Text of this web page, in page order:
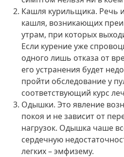
Кашля курильщика. Речь
кашля, возникающих
утрам, при которых
Если курение уже
одного лишь отказа от
его устранения будет
пройти обследование у
соответствующий курс
Одышки. Это явление
покоя и не зависит от
нагрузок. Одышка чаше
сердечную
легких – эмфизему.